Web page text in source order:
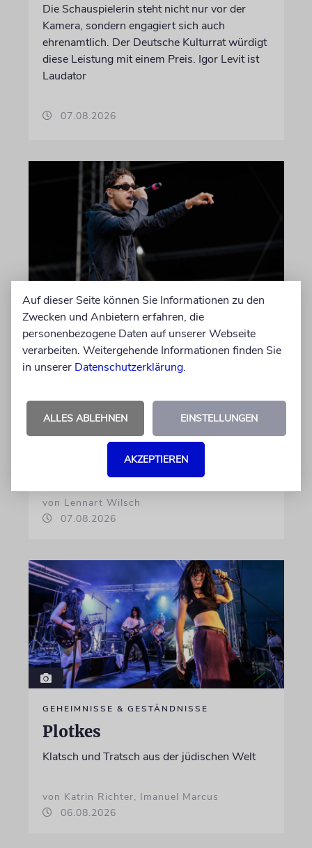
Die Schauspielerin steht nicht nur vor der
Kamera, sondern engagiert sich auch
ehrenamtlich. Der Deutsche Kulturrat würdigt
diese Leistung mit einem Preis. Igor Levit ist
Laudator
07.08.2026
Rapper Pashanim: »Free
Palestine« als
Verkaufsschlager
rappt der Berliner Musiker Pashanim
Kokettieren mit dem palästinensischen
Terrorismus inklusive
von Lennart Wilsch
07.08.2026
GEHEIMNISSE & GESTÄNDNISSE
Plotkes
Klatsch und Tratsch aus der jüdischen Welt
von Katrin Richter, Imanuel Marcus
06.08.2026
Auf dieser Seite können Sie Informationen zu den
Zwecken und Anbietern erfahren, die
personenbezogene Daten auf unserer Webseite
verarbeiten. Weitergehende Informationen finden Sie
in unserer Datenschutzerklärung.
ALLES ABLEHNEN EINSTELLUNGEN
AKZEPTIEREN